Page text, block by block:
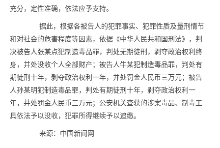
充分，定性准确，依法应予支持。
据此，根据各被告人的犯罪事实、犯罪性质及量刑情节
和对社会的危害程度等因素，依据《中华人民共和国刑法》，判
决被告人张某点犯制造毒品罪，判处无期徒刑，剥夺政治权利终
身，并处没收个人全部财产；被告人牛某犯制造毒品罪，判处有
期徒刑十年，剥夺政治权利一年，并处罚金人民币三万元；被告
人孙某明犯制造毒品罪，判处有期徒刑十年，剥夺政治权利一
年，并处罚金人民币三万元；公安机关查获的涉案毒品、制毒工
具依法予以没收，犯罪所得继续予以追缴。
来源：中国新闻网